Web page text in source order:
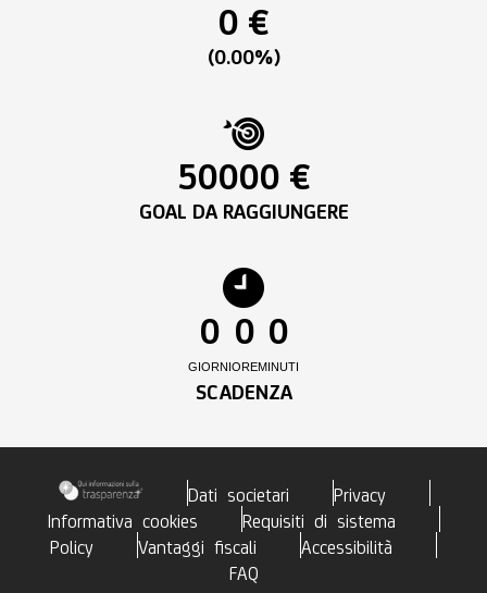
0 €
(0.00%)
50000 €
GOAL DA RAGGIUNGERE
0
GIORNI
0
ORE
0
MINUTI
SCADENZA
Dati societari
Privacy
Informativa cookies
Requisiti di sistema
Policy
Vantaggi fiscali
Accessibilità
FAQ